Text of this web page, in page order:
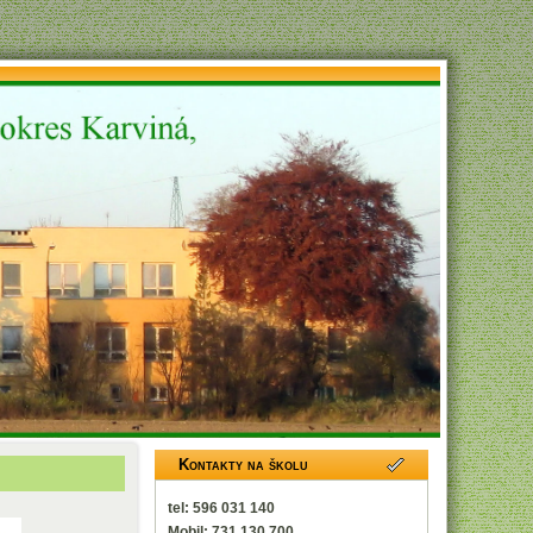
Kontakty na školu
tel: 596 031 140